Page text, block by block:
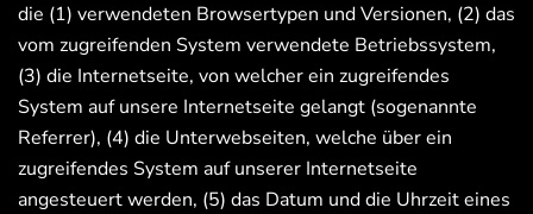
die (1) verwendeten Browsertypen und Versionen, (2) das
vom zugreifenden System verwendete Betriebssystem,
(3) die Internetseite, von welcher ein zugreifendes
System auf unsere Internetseite gelangt (sogenannte
Referrer), (4) die Unterwebseiten, welche über ein
zugreifendes System auf unserer Internetseite
angesteuert werden, (5) das Datum und die Uhrzeit eines